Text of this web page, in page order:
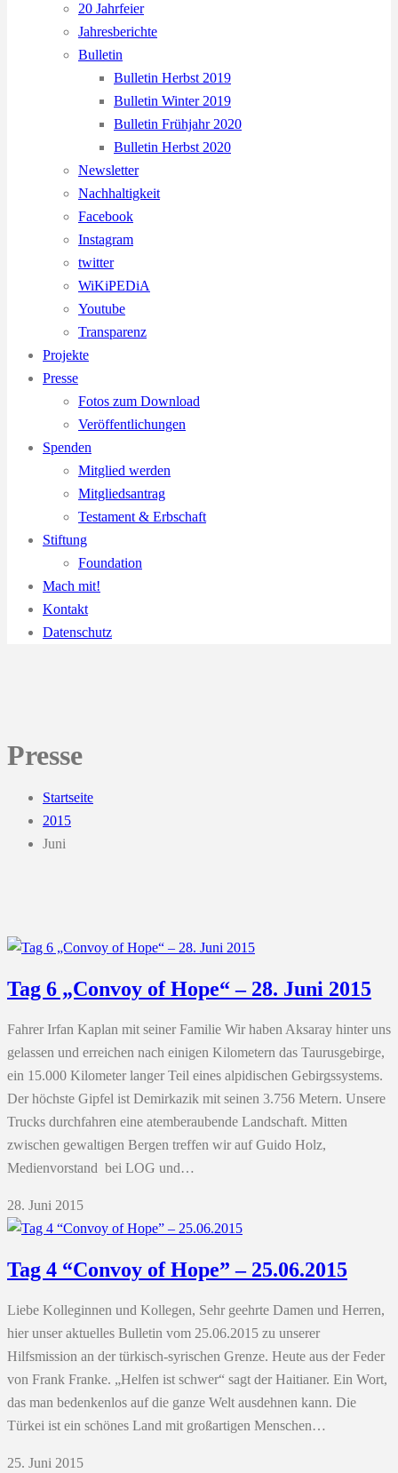
20 Jahrfeier
Jahresberichte
Bulletin
Bulletin Herbst 2019
Bulletin Winter 2019
Bulletin Frühjahr 2020
Bulletin Herbst 2020
Newsletter
Nachhaltigkeit
Facebook
Instagram
twitter
WiKiPEDiA
Youtube
Transparenz
Projekte
Presse
Fotos zum Download
Veröffentlichungen
Spenden
Mitglied werden
Mitgliedsantrag
Testament & Erbschaft
Stiftung
Foundation
Mach mit!
Kontakt
Datenschutz
Presse
Startseite
2015
Juni
Tag 6 „Convoy of Hope“ – 28. Juni 2015
Fahrer Irfan Kaplan mit seiner Familie Wir haben Aksaray hinter uns
gelassen und erreichen nach einigen Kilometern das Taurusgebirge,
ein 15.000 Kilometer langer Teil eines alpidischen Gebirgssystems.
Der höchste Gipfel ist Demirkazik mit seinen 3.756 Metern. Unsere
Trucks durchfahren eine atemberaubende Landschaft. Mitten
zwischen gewaltigen Bergen treffen wir auf Guido Holz,
Medienvorstand bei LOG und…
28. Juni 2015
Tag 4 “Convoy of Hope” – 25.06.2015
Liebe Kolleginnen und Kollegen, Sehr geehrte Damen und Herren,
hier unser aktuelles Bulletin vom 25.06.2015 zu unserer
Hilfsmission an der türkisch-syrischen Grenze. Heute aus der Feder
von Frank Franke. „Helfen ist schwer“ sagt der Haitianer. Ein Wort,
das man bedenkenlos auf die ganze Welt ausdehnen kann. Die
Türkei ist ein schönes Land mit großartigen Menschen…
25. Juni 2015